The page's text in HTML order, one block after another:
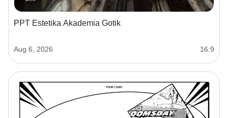
PPT Estetika Akademia Gotik
Aug 6, 2026 16:9